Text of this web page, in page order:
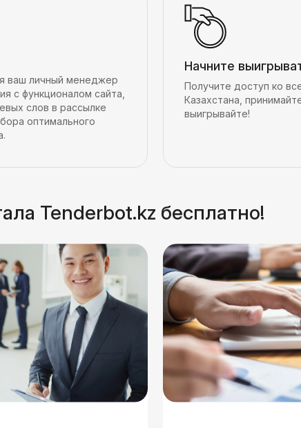
ваш личный менеджер
с функционалом сайта,
слов в рассылке
оптимального
Начните
Получите доступ ко
Казахстана,
выигрывайте!
Tenderbot.kz бесплатно!